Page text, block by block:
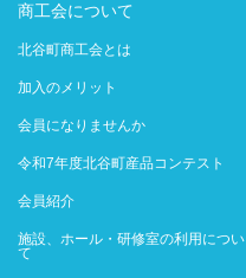
商工会について
北谷町商工会とは
加入のメリット
会員になりませんか
令和7年度北谷町産品コンテスト
会員紹介
施設、ホール・研修室の利用につい
て